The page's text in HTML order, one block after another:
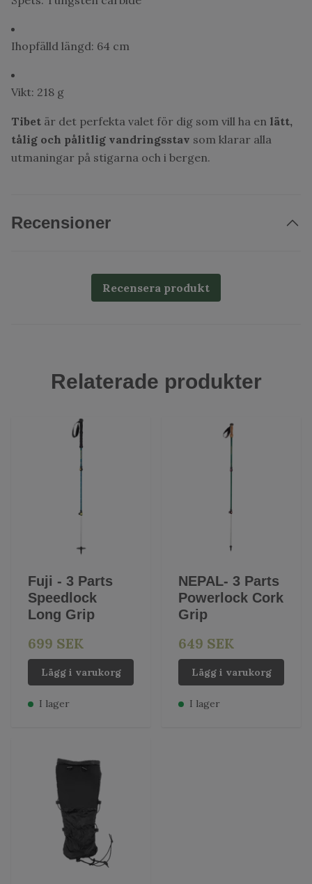
Ihopfälld längd: 64 cm
Vikt: 218 g
Tibet är det perfekta valet för dig som vill ha en lätt,
tålig och pålitlig vandringsstav som klarar alla
utmaningar på stigarna och i bergen.
Recensioner
Recensera produkt
Relaterade produkter
Fuji - 3 Parts
Speedlock
Long Grip
699 SEK
Lägg i varukorg
I lager
NEPAL- 3 Parts
Powerlock Cork
Grip
649 SEK
Lägg i varukorg
I lager